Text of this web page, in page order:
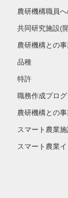
農研機構職員
共同研究施設(
農研機構との
品種
特許
職務作成プログ
農研機構との
スマート農業
スマート農業